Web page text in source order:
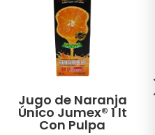
Jugo de Naranja
Único Jumex® 1 lt
Con Pulpa